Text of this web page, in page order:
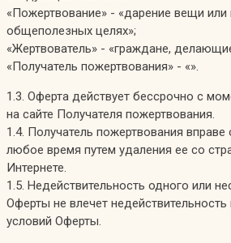
«Пожертвование» - «дарение вещи или
общеполезных целях»;
«Жертвователь» - «граждане,
«Получатель пожертвования» - «».
1.3. Оферта действует бессрочно с
на сайте Получателя пожертвования.
1.4. Получатель пожертвования вправе
любое время путем удаления ее со
Интернете.
1.5. Недействительность одного или
Оферты не влечет недействительность
условий Оферты.